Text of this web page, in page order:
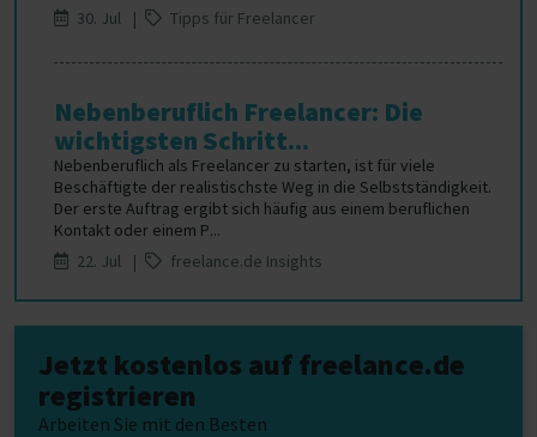
30. Jul |
Tipps für Freelancer
Nebenberuflich Freelancer: Die
wichtigsten Schritt...
Nebenberuflich als Freelancer zu starten, ist für viele
Beschäftigte der realistischste Weg in die Selbstständigkeit.
Der erste Auftrag ergibt sich häufig aus einem beruflichen
Kontakt oder einem P...
22. Jul |
freelance.de Insights
Jetzt kostenlos auf freelance.de
registrieren
Arbeiten Sie mit den Besten